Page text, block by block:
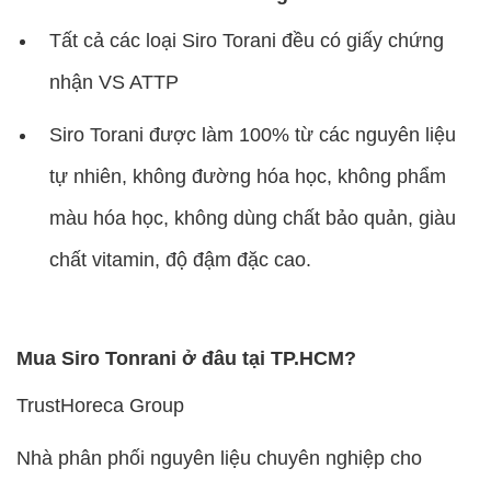
Đường số 10 KDC Trung Sơn, Bình Hưng, Bình
Hotline: 0765503107
Email: info@trusthoreca.com
Website: www.trusthoreca.com
Video sản phẩm